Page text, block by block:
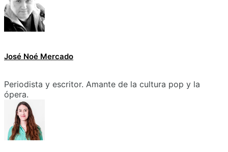
José Noé Mercado
Periodista y escritor. Amante de la cultura pop y la
ópera.